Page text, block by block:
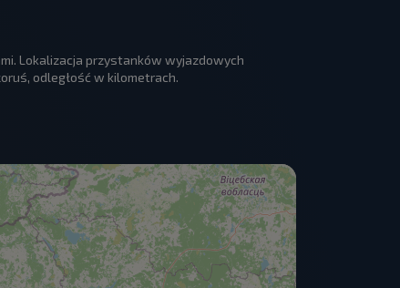
Lokalizacja przystanków wyjazdowych
odległość w kilometrach.